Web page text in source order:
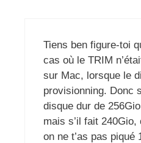
Tiens ben figure-toi
cas où le TRIM
sur Mac, lorsque le
provisionning. Donc
disque dur de
mais s’il fait
on ne t’as pas piqué